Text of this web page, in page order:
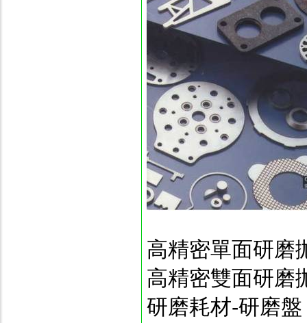
高精密單面研磨
高精密雙面研磨
研磨耗材-研磨